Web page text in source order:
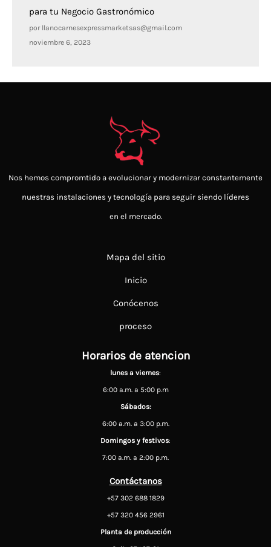
para tu Negocio Gastronómico
por llanocarnesexpressmarketsas@gmail.com
noviembre 6, 2023
Nos hemos compromtido a evolucionar y modernizar constantemente
nuestras instalaciones y tecnología para seguir siendo líderes
en el mercado.
Mapa del sitio
Inicio
Conócenos
proceso
Horarios de atencion
lunes a viernes:
6:00 a.m. a 5:00 p.m
Sábados:
6:00 a.m. a 3:00 p.m.
Domingos y festivos:
7:00 a.m. a 2:00 p.m.
Contáctanos
+57 302 688 1829
+57 320 456 2961
Planta de producción